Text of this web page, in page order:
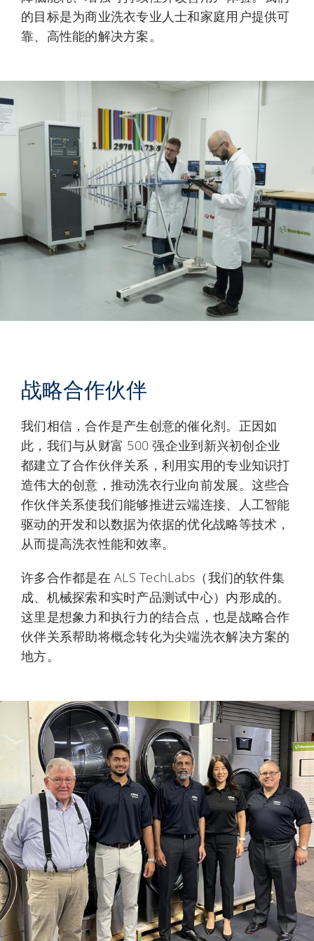
的目标是为商业洗衣专业人士和家庭用户提供可
靠、高性能的解决方案。
战略合作伙伴
我们相信，合作是产生创意的催化剂。正因如
此，我们与从财富 500 强企业到新兴初创企业
都建立了合作伙伴关系，利用实用的专业知识打
造伟大的创意，推动洗衣行业向前发展。这些合
作伙伴关系使我们能够推进云端连接、人工智能
驱动的开发和以数据为依据的优化战略等技术，
从而提高洗衣性能和效率。
许多合作都是在 ALS TechLabs（我们的软件集
成、机械探索和实时产品测试中心）内形成的。
这里是想象力和执行力的结合点，也是战略合作
伙伴关系帮助将概念转化为尖端洗衣解决方案的
地方。